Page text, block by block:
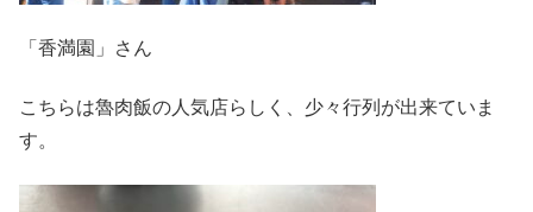
「香満園」さん
こちらは魯肉飯の人気店らしく、少々行列が出来ていま
す。